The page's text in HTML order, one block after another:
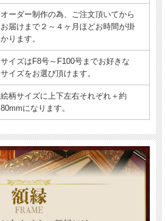
オーダー制作の為、ご注文頂いてから
お届けまで２～４ヶ月ほどお時間が掛
かります。
サイズはF8号～F100号までお好きな
サイズをお選び頂けます。
絵柄サイズに上下左右それぞれ＋約
80mmになります。